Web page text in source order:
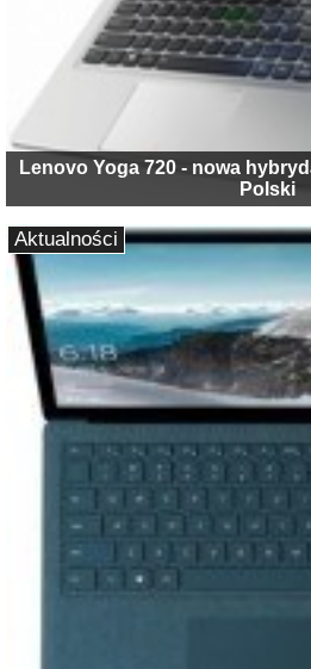
Lenovo Yoga 720 - nowa
Polski
Aktualności